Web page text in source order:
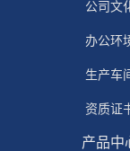
公司文
办公环
生产车
资质证
产品中